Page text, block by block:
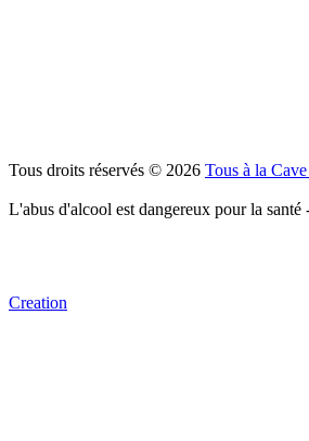
Tous droits réservés © 2026 Tous à la
L'abus d'alcool est dangereux pour la
Creation